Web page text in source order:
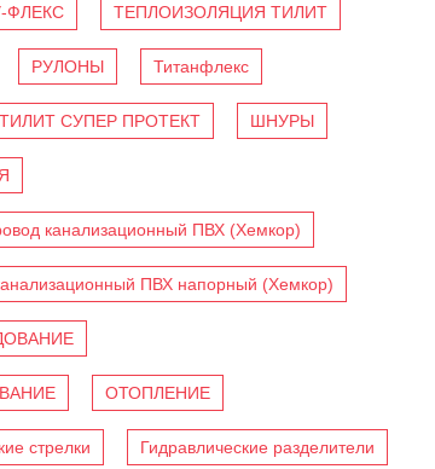
ФЛЕКС ТЕПЛОИЗОЛЯЦИЯ ТИЛИТ
РУЛОНЫ Титанфлекс
СУПЕР ПРОТЕКТ ШНУРЫ
канализационный ПВХ (Хемкор)
ПВХ напорный (Хемкор)
ОТОПЛЕНИЕ
стрелки Гидравлические разделители